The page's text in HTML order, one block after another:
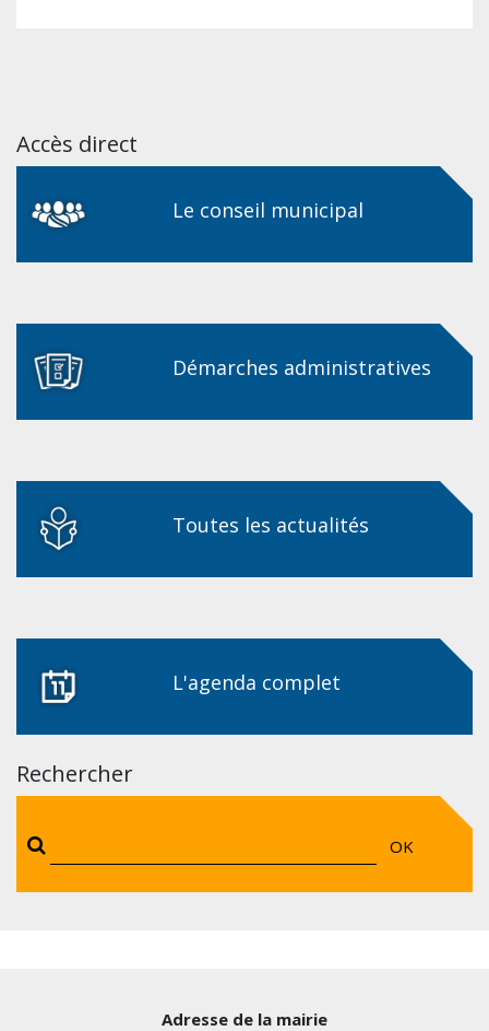
Accès direct
Le conseil municipal
Démarches administratives
Toutes les actualités
L'agenda complet
Rechercher
OK
Adresse de la mairie